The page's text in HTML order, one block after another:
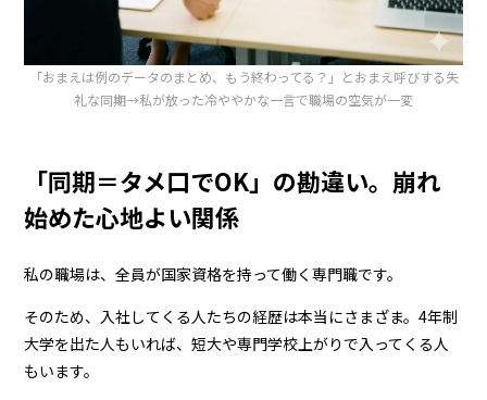
「おまえは例のデータのまとめ、もう終わってる？」とおまえ呼びする失
礼な同期→私が放った冷ややかな一言で職場の空気が一変
「同期＝タメ口でOK」の勘違い。崩れ
始めた心地よい関係
私の職場は、全員が国家資格を持って働く専門職です。
そのため、入社してくる人たちの経歴は本当にさまざま。4年制
大学を出た人もいれば、短大や専門学校上がりで入ってくる人
もいます。